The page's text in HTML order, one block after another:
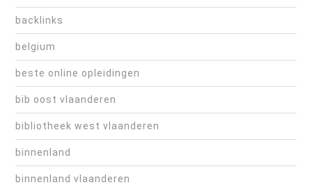
backlinks
belgium
beste online opleidingen
bib oost vlaanderen
bibliotheek west vlaanderen
binnenland
binnenland vlaanderen